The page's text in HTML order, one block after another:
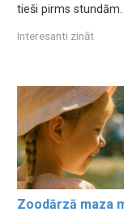
tieši pirms
Interesanti zināt
Zoodārzā maza